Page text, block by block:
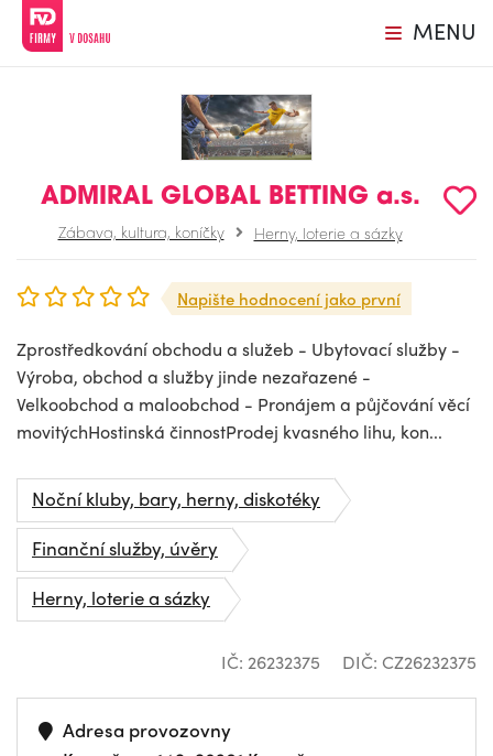
MENU
ADMIRAL GLOBAL BETTING a.s.
Zábava, kultura, koníčky Herny, loterie a sázky
Napište hodnocení jako první
Zprostředkování obchodu a služeb - Ubytovací služby -
Výroba, obchod a služby jinde nezařazené -
Velkoobchod a maloobchod - Pronájem a půjčování věcí
movitýchHostinská činnostProdej kvasného lihu, kon...
Noční kluby, bary, herny, diskotéky
Finanční služby, úvěry
Herny, loterie a sázky
IČ: 26232375 DIČ: CZ26232375
Adresa provozovny